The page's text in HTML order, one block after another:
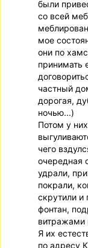
были
со всей
мое
они по
принимать
частный
дорогая,
ночью...)
Потом у
чего
очередная
удрали,
покрали,
скрутили и
фонтан,
витражами
Я их
по адресу